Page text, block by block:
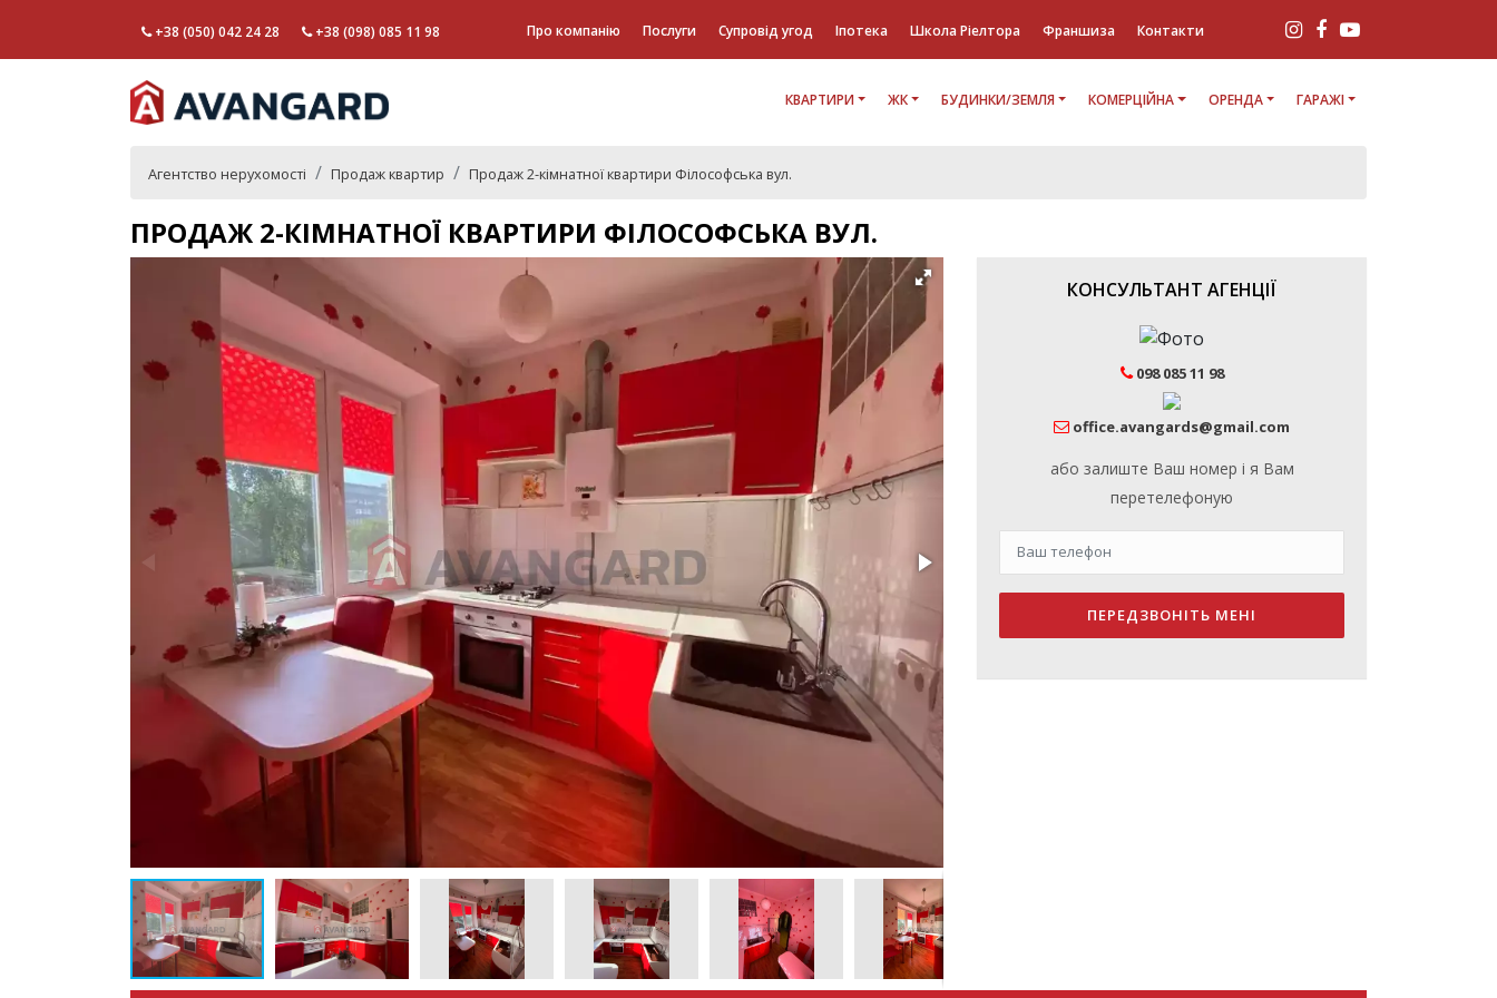
+38 (050) 042 24 28 +38 (098) 085 11 98 Про компанію Послуги Супровід угод Іпотека Школа Ріелтора Франшиза Контакти
КВАРТИРИ ЖК БУДИНКИ/ЗЕМЛЯ КОМЕРЦІЙНА ОРЕНДА ГАРАЖІ
Агентство нерухомості Продаж квартир Продаж 2-кімнатної квартири Філософська вул.
ПРОДАЖ 2-КІМНАТНОЇ КВАРТИРИ ФІЛОСОФСЬКА ВУЛ.
КОНСУЛЬТАНТ АГЕНЦІЇ
098 085 11 98
office.avangards@gmail.com
або залиште Ваш номер і я Вам
перетелефоную
ПЕРЕДЗВОНІТЬ МЕНІ